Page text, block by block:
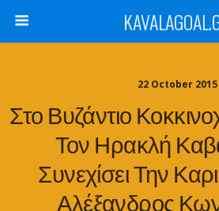
22 October 2015
Στο Βυζάντιο
Τον Ηρακλή
Συνεχίσει Την
Αλέξανδρος